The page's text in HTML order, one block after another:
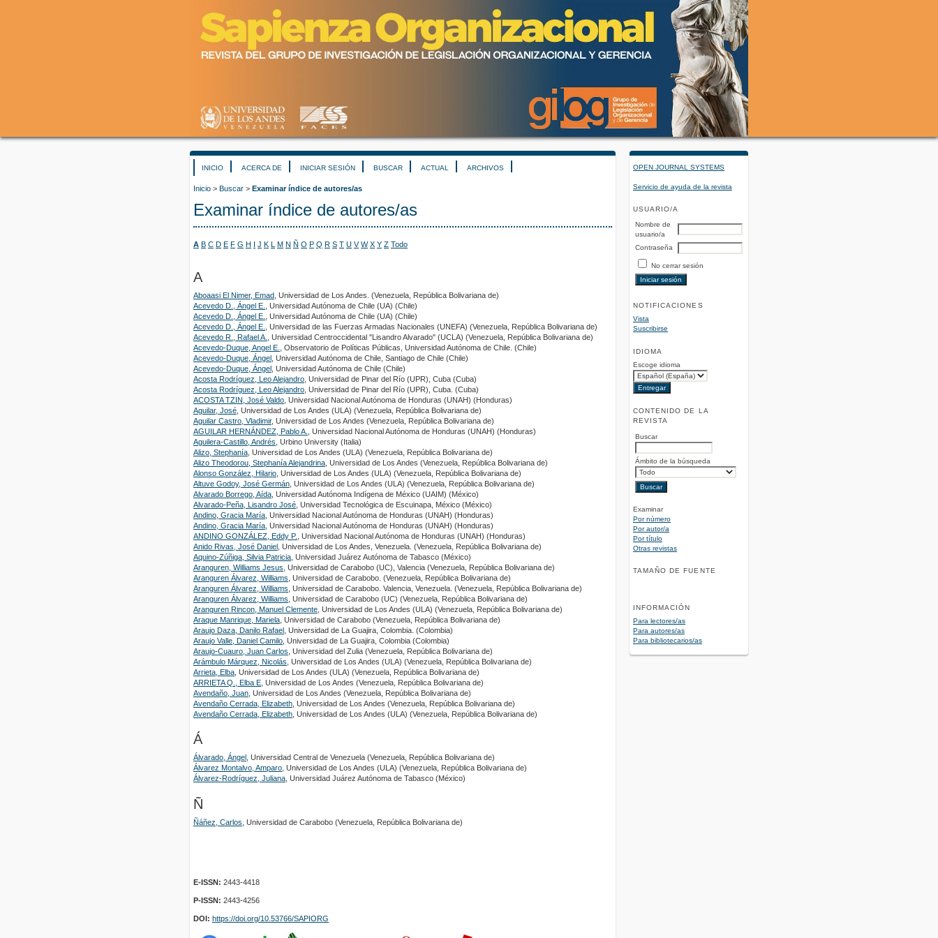
OPEN JOURNAL SYSTEMS
Servicio de ayuda de la revista
USUARIO/A
Nombre de
usuario/a
Contraseña
No cerrar sesión
NOTIFICACIONES
Vista
Suscribirse
IDIOMA
Escoge idioma
CONTENIDO DE LA
REVISTA
Buscar
Ámbito de la búsqueda
Examinar
Por número
Por autor/a
Por título
Otras revistas
TAMAÑO DE FUENTE
INFORMACIÓN
Para lectores/as
Para autores/as
Para bibliotecarios/as
INICIO ACERCA DE INICIAR SESIÓN BUSCAR ACTUAL ARCHIVOS
Inicio > Buscar > Examinar índice de autores/as
Examinar índice de autores/as
A B C D E F G H I J K L M N Ñ O P Q R S T U V W X Y Z Todo
A
Aboaasi El Nimer, Emad , Universidad de Los Andes. (Venezuela, República Bolivariana de)
Acevedo D., Ángel E.
, Universidad Autónoma de Chile (UA) (Chile)
Acevedo D., Ángel E.
, Universidad Autónoma de Chile (UA) (Chile)
Acevedo D., Ángel E.
, Universidad de las Fuerzas Armadas Nacionales (UNEFA) (Venezuela, República Bolivariana de)
Acevedo R., Rafael A.
, Universidad Centroccidental "Lisandro Alvarado" (UCLA) (Venezuela, República Bolivariana de)
Acevedo-Duque, Angel E.
, Observatorio de Políticas Públicas, Universidad Autónoma de Chile. (Chile)
Acevedo-Duque, Ángel
, Universidad Autónoma de Chile, Santiago de Chile (Chile)
Acevedo-Duque, Ángel
, Universidad Autónoma de Chile (Chile)
Acosta Rodríguez, Leo Alejandro , Universidad de Pinar del Río (UPR), Cuba (Cuba)
Acosta Rodríguez, Leo Alejandro , Universidad de Pinar del Río (UPR), Cuba. (Cuba)
ACOSTA TZIN, José Valdo , Universidad Nacional Autónoma de Honduras (UNAH) (Honduras)
Aguilar, José , Universidad de Los Andes (ULA) (Venezuela, República Bolivariana de)
Aguilar Castro, Vladimir, Universidad de Los Andes (Venezuela, República Bolivariana de)
AGUILAR HERNÁNDEZ, Pablo A.
, Universidad Nacional Autónoma de Honduras (UNAH) (Honduras)
Aguilera-Castillo, Andrés , Urbino University (Italia)
Alizo, Stephanía , Universidad de Los Andes (ULA) (Venezuela, República Bolivariana de)
Alizo Theodorou, Stephanía Alejandrina , Universidad de Los Andes (Venezuela, República Bolivariana de)
Alonso González, Hilario , Universidad de Los Andes (ULA) (Venezuela, República Bolivariana de)
Altuve Godoy, José Germán , Universidad de Los Andes (ULA) (Venezuela, República Bolivariana de)
Alvarado Borrego, Aída , Universidad Autónoma Indígena de México (UAIM) (México)
Alvarado-Peña, Lisandro José , Universidad Tecnológica de Escuinapa, México (México)
Andino, Gracia María , Universidad Nacional Autónoma de Honduras (UNAH) (Honduras)
Andino, Gracia María , Universidad Nacional Autónoma de Honduras (UNAH) (Honduras)
ANDINO GONZÁLEZ, Eddy P.
, Universidad Nacional Autónoma de Honduras (UNAH) (Honduras)
Anido Rivas, José Daniel
, Universidad de Los Andes, Venezuela. (Venezuela, República Bolivariana de)
Aquino-Zúñiga, Silvia Patricia , Universidad Juárez Autónoma de Tabasco (México)
Aranguren, Williams Jesus , Universidad de Carabobo (UC), Valencia (Venezuela, República Bolivariana de)
Aranguren Álvarez, Williams , Universidad de Carabobo. (Venezuela, República Bolivariana de)
Aranguren Álvarez, Williams , Universidad de Carabobo. Valencia, Venezuela. (Venezuela, República Bolivariana de)
Aranguren Álvarez, Williams , Universidad de Carabobo (UC) (Venezuela, República Bolivariana de)
Aranguren Rincon, Manuel Clemente , Universidad de Los Andes (ULA) (Venezuela, República Bolivariana de)
Araque Manrique, Mariela , Universidad de Carabobo (Venezuela, República Bolivariana de)
Araujo Daza, Danilo Rafael
, Universidad de La Guajira, Colombia. (Colombia)
Araujo Valle, Daniel Camilo , Universidad de La Guajira, Colombia (Colombia)
Araujo-Cuauro, Juan Carlos , Universidad del Zulia (Venezuela, República Bolivariana de)
Arámbulo Márquez, Nicolás , Universidad de Los Andes (ULA) (Venezuela, República Bolivariana de)
Arrieta, Elba , Universidad de Los Andes (ULA) (Venezuela, República Bolivariana de)
ARRIETA Q., Elba E , Universidad de Los Andes (Venezuela, República Bolivariana de)
Avendaño, Juan , Universidad de Los Andes (Venezuela, República Bolivariana de)
Avendaño Cerrada, Elizabeth , Universidad de Los Andes (Venezuela, República Bolivariana de)
Avendaño Cerrada, Elizabeth , Universidad de Los Andes (ULA) (Venezuela, República Bolivariana de)
Á
Álvarado, Ángel , Universidad Central de Venezuela (Venezuela, República Bolivariana de)
Álvarez Montalvo, Amparo, Universidad de Los Andes (ULA) (Venezuela, República Bolivariana de)
Álvarez-Rodríguez, Juliana, Universidad Juárez Autónoma de Tabasco (México)
Ñ
Ñáñez, Carlos , Universidad de Carabobo (Venezuela, República Bolivariana de)
E-ISSN: 2443-4418
P-ISSN: 2443-4256
DOI: https://doi.org/10.53766/SAPIORG